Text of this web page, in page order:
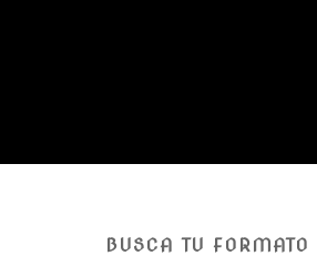
BUSCA TU FORMATO